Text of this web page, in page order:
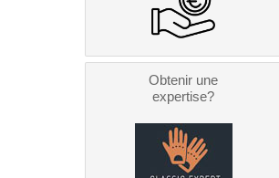
Obtenir une
expertise?